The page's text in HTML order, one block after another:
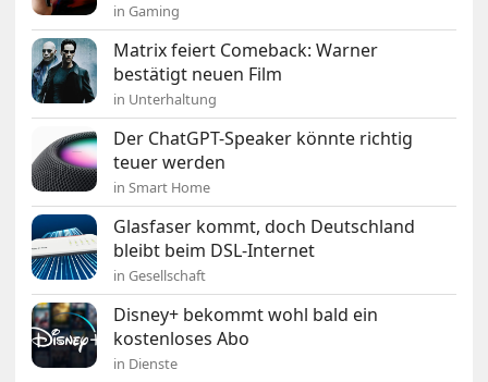
in Gaming
Matrix feiert Comeback: Warner
bestätigt neuen Film
in Unterhaltung
Der ChatGPT-Speaker könnte richtig
teuer werden
in Smart Home
Glasfaser kommt, doch Deutschland
bleibt beim DSL-Internet
in Gesellschaft
Disney+ bekommt wohl bald ein
kostenloses Abo
in Dienste